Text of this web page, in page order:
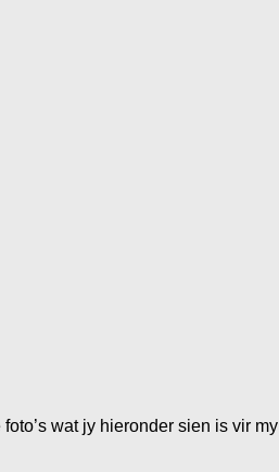
wat jy hieronder sien is vir my